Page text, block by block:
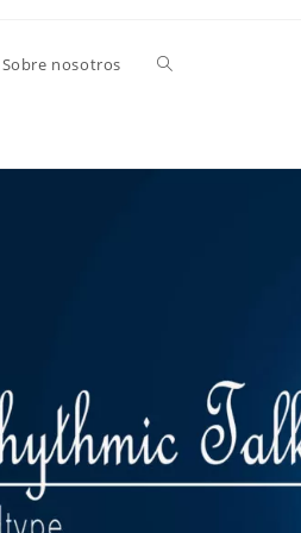
Sobre nosotros Alternar